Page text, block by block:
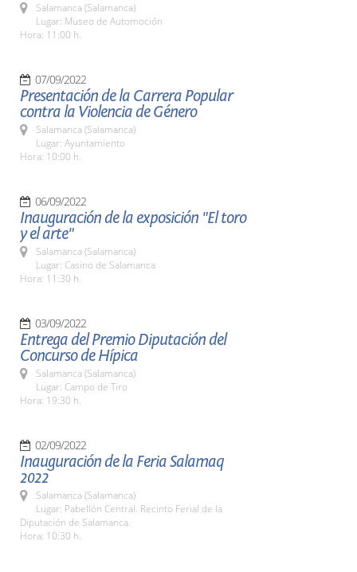
Salamanca (Salamanca)
Lugar: Museo de Automoción
Hora: 11:00 h.
07/09/2022
Presentación de la Carrera Popular
contra la Violencia de Género
Salamanca (Salamanca)
Lugar: Ayuntamiento
Hora: 10:00 h.
06/09/2022
Inauguración de la exposición "El toro
y el arte"
Salamanca (Salamanca)
Lugar: Casino de Salamanca
Hora: 11:30 h.
03/09/2022
Entrega del Premio Diputación del
Concurso de Hípica
Salamanca (Salamanca)
Lugar: Campo de Tiro
Hora: 19:30 h.
02/09/2022
Inauguración de la Feria Salamaq
2022
Salamanca (Salamanca)
Lugar: Pabellón Central. Recinto Ferial de la
Diputación de Salamanca.
Hora: 10:30 h.